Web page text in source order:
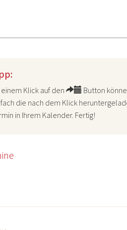
einem Klick auf den
Button
die nach dem Klick
in Ihrem Kalender. Fertig!